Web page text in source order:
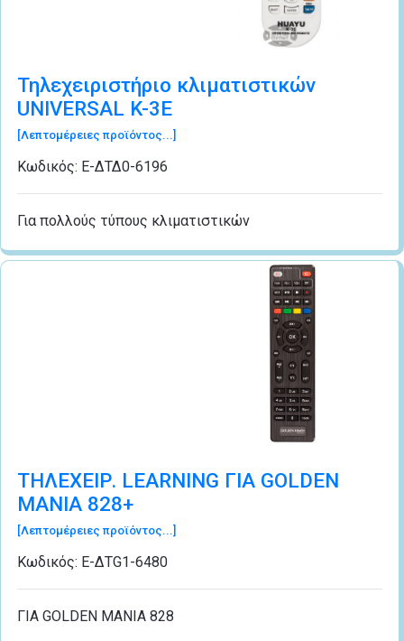
Τηλεχειριστήριο κλιματιστικών
UNIVERSAL K-3E
[Λεπτομέρειες προϊόντος...]
Κωδικός: Ε-ΔΤΔ0-6196
Για πολλούς τύπους κλιματιστικών
ΤΗΛΕΧΕΙΡ. LEARNING ΓΙΑ GOLDEN
MANIA 828+
[Λεπτομέρειες προϊόντος...]
Κωδικός: Ε-ΔΤG1-6480
ΓΙΑ GOLDEN MANIA 828